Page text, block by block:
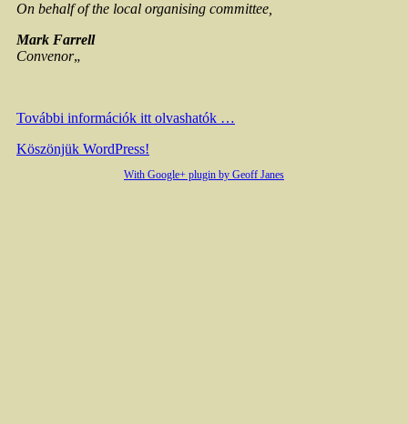
On behalf of the local organising committee,
Mark Farrell
Convenor„
További információk itt olvashatók …
Köszönjük WordPress!
With Google+ plugin by Geoff Janes